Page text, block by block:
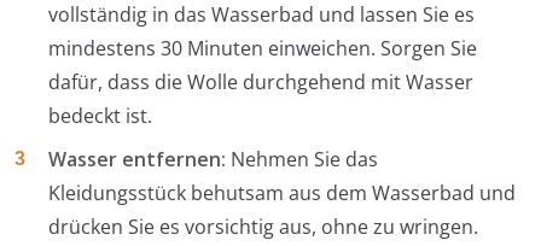
vollständig in das Wasserbad und lassen Sie es
mindestens 30 Minuten einweichen. Sorgen Sie
dafür, dass die Wolle durchgehend mit Wasser
bedeckt ist.
Wasser entfernen: Nehmen Sie das
Kleidungsstück behutsam aus dem Wasserbad und
drücken Sie es vorsichtig aus, ohne zu wringen.